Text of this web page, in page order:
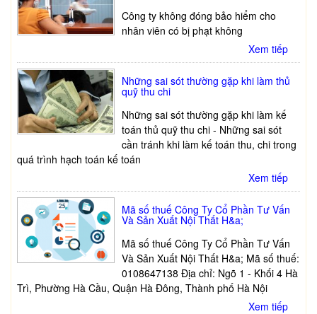
Công ty không đóng bảo hiểm cho
nhân viên có bị phạt không
Xem tiếp
Những sai sót thường gặp khi làm thủ
quỹ thu chi
Những sai sót thường gặp khi làm kế
toán thủ quỹ thu chi - Những sai sót
cần tránh khi làm kế toán thu, chi trong
quá trình hạch toán kế toán
Xem tiếp
Mã số thuế Công Ty Cổ Phần Tư Vấn
Và Sản Xuất Nội Thất H&a;
Mã số thuế Công Ty Cổ Phần Tư Vấn
Và Sản Xuất Nội Thất H&a; Mã số thuế:
0108647138 Địa chỉ: Ngõ 1 - Khối 4 Hà
Trì, Phường Hà Cầu, Quận Hà Đông, Thành phố Hà Nội
Xem tiếp